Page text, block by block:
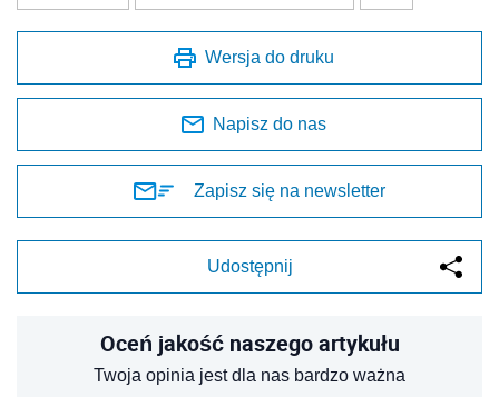
Wersja do druku
Napisz do nas
Zapisz się na newsletter
Udostępnij
Oceń jakość naszego artykułu
Twoja opinia jest dla nas bardzo ważna